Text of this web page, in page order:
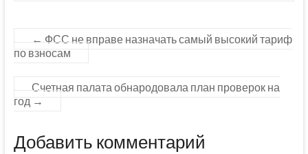
← ФСС не вправе назначать самый высокий тариф
по взносам
Счетная палата обнародовала план проверок на
год →
Добавить комментарий